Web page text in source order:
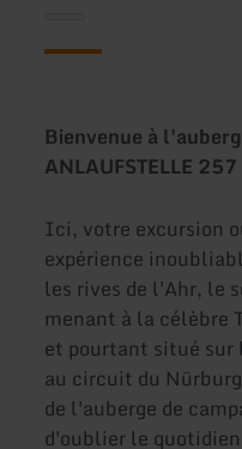
Bienvenue à
ANLAUFSTELLE
Ici, votre excursion
expérience
les rives de l'Ahr, le
menant à la célèbre
et pourtant situé
au circuit du
de l'auberge de
d'oublier le